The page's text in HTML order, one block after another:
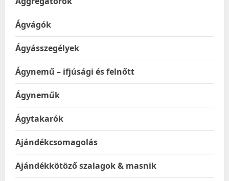
Ágvágók
Ágyásszegélyek
Ágynemű – ifjúsági és felnőtt
Ágyneműk
Ágytakarók
Ajándékcsomagolás
Ajándékkötöző szalagok & masnik